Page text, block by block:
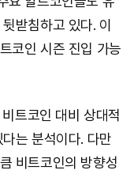
받침하고 있다. 이
코인 시즌 진입 가능
트코인 대비 상대적
는 분석이다. 다만
비트코인의 방향성